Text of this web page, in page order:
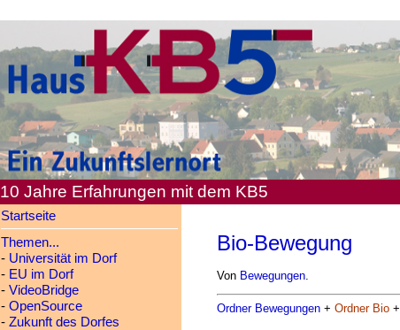
10 Jahre Erfahrungen mit dem KB5
Startseite
Themen...
- Universität im Dorf
- EU im Dorf
- VideoBridge
- OpenSource
- Zukunft des Dorfes
Bio-Bewegung
Von Bewegungen.
Ordner Bewegungen+ Ordner Bio+